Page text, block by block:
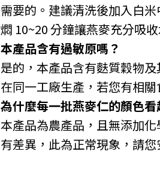
需要的。建議清洗後加入白
燜 10~20 分鐘讓燕麥充分吸
本產品含有過敏原嗎？
是的，本產品含有麩質穀物
在同一工廠生產，若您有相
為什麼每一批燕麥仁的顏色
本產品為農產品，且無添加
有差異，此為正常現象，請